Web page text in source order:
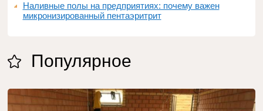
Наливные полы на предприятиях: почему важен
микронизированный пентаэритрит
Популярное